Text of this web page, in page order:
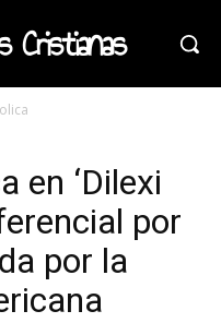
Cristianas
en ‘Dilexi
por
por la